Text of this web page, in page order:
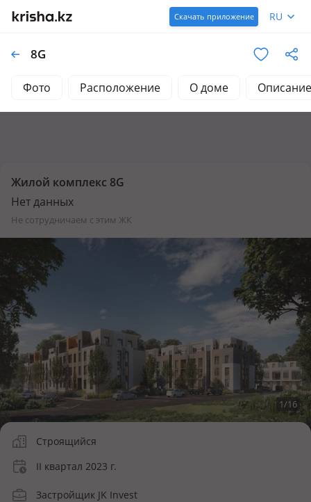
Скачать приложение RU
8G
Фото Расположение О доме Описание
Жилой комплекс 8G
Нет данных
не сотрудничаем с этим ЖК
1/16
Строящийся
II квартал 2023 г.
Застройщик JK Invest